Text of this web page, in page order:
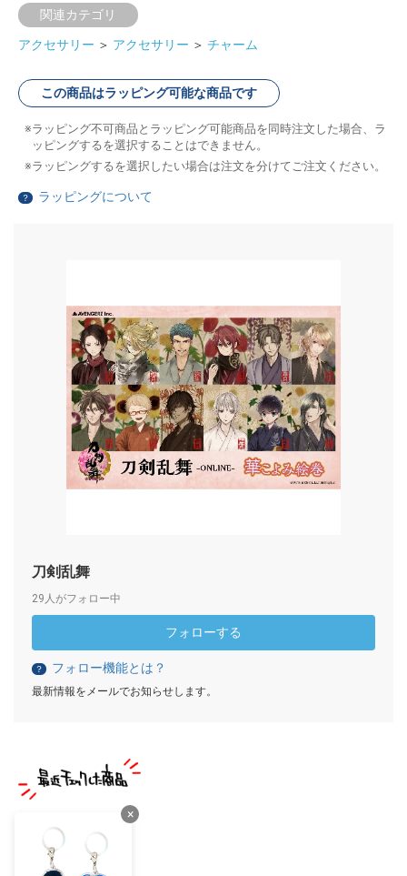
関連カテゴリ
アクセサリー ＞ アクセサリー ＞ チャーム
この商品はラッピング可能な商品です
ラッピング不可商品とラッピング可能商品を同時注文した場合、ラ
ッピングするを選択することはできません。
ラッピングするを選択したい場合は注文を分けてご注文ください。
？ ラッピングについて
刀剣乱舞
29人がフォロー中
フォローする
？ フォロー機能とは？
最新情報をメールでお知らせします。
×